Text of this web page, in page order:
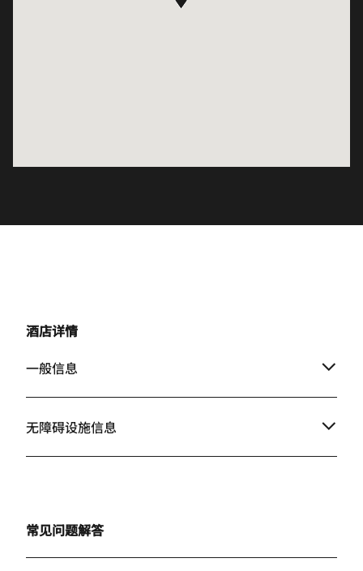
酒店详情
一般信息
无障碍设施信息
常见问题解答